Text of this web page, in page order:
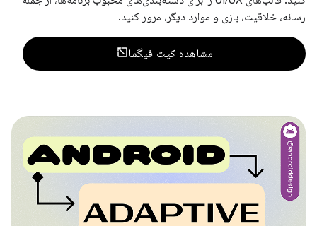
رسانه، خلاقیت، بازی و موارد دیگر، مرور کنید.
مشاهده کیت فیگما